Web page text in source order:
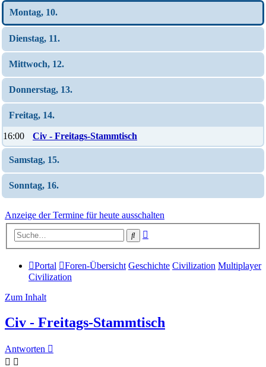
Montag, 10.
Dienstag, 11.
Mittwoch, 12.
Donnerstag, 13.
Freitag, 14.
16:00 Civ - Freitags-Stammtisch
Samstag, 15.
Sonntag, 16.
Anzeige der Termine für heute ausschalten
Suche
Portal Foren-Übersicht Geschichte Civilization Multiplayer
Civilization
Zum Inhalt
Civ - Freitags-Stammtisch
Antworten